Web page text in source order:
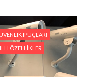
İPUÇLARI
ÖZELLIKLER